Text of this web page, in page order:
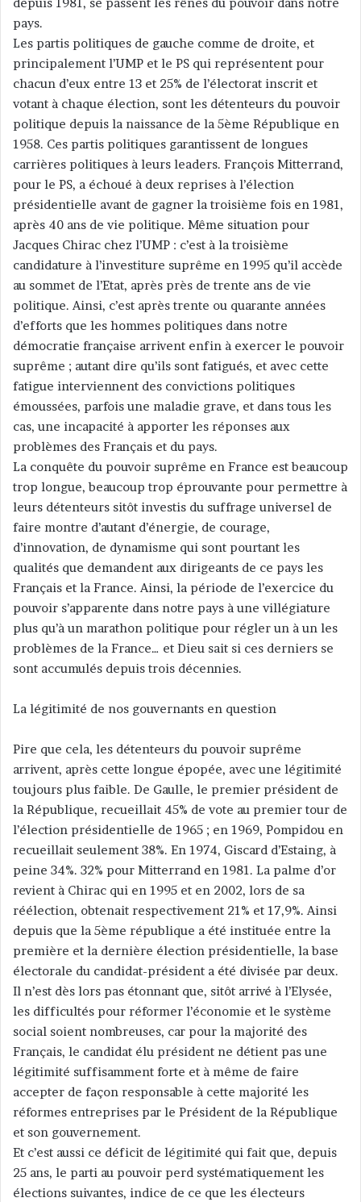
depuis 1981, se passent les rênes du pouvoir dans notre
pays.
Les partis politiques de gauche comme de droite, et
principalement l’UMP et le PS qui représentent pour
chacun d’eux entre 13 et 25% de l’électorat inscrit et
votant à chaque élection, sont les détenteurs du pouvoir
politique depuis la naissance de la 5ème République en
1958. Ces partis politiques garantissent de longues
carrières politiques à leurs leaders. François Mitterrand,
pour le PS, a échoué à deux reprises à l’élection
présidentielle avant de gagner la troisième fois en 1981,
après 40 ans de vie politique. Même situation pour
Jacques Chirac chez l’UMP : c’est à la troisième
candidature à l’investiture suprême en 1995 qu’il accède
au sommet de l’Etat, après près de trente ans de vie
politique. Ainsi, c’est après trente ou quarante années
d’efforts que les hommes politiques dans notre
démocratie française arrivent enfin à exercer le pouvoir
suprême ; autant dire qu’ils sont fatigués, et avec cette
fatigue interviennent des convictions politiques
émoussées, parfois une maladie grave, et dans tous les
cas, une incapacité à apporter les réponses aux
problèmes des Français et du pays.
La conquête du pouvoir suprême en France est beaucoup
trop longue, beaucoup trop éprouvante pour permettre à
leurs détenteurs sitôt investis du suffrage universel de
faire montre d’autant d’énergie, de courage,
d’innovation, de dynamisme qui sont pourtant les
qualités que demandent aux dirigeants de ce pays les
Français et la France. Ainsi, la période de l’exercice du
pouvoir s’apparente dans notre pays à une villégiature
plus qu’à un marathon politique pour régler un à un les
problèmes de la France… et Dieu sait si ces derniers se
sont accumulés depuis trois décennies.
La légitimité de nos gouvernants en question
Pire que cela, les détenteurs du pouvoir suprême
arrivent, après cette longue épopée, avec une légitimité
toujours plus faible. De Gaulle, le premier président de
la République, recueillait 45% de vote au premier tour de
l’élection présidentielle de 1965 ; en 1969, Pompidou en
recueillait seulement 38%. En 1974, Giscard d’Estaing, à
peine 34%. 32% pour Mitterrand en 1981. La palme d’or
revient à Chirac qui en 1995 et en 2002, lors de sa
réélection, obtenait respectivement 21% et 17,9%. Ainsi
depuis que la 5ème république a été instituée entre la
première et la dernière élection présidentielle, la base
électorale du candidat-président a été divisée par deux.
Il n’est dès lors pas étonnant que, sitôt arrivé à l’Elysée,
les difficultés pour réformer l’économie et le système
social soient nombreuses, car pour la majorité des
Français, le candidat élu président ne détient pas une
légitimité suffisamment forte et à même de faire
accepter de façon responsable à cette majorité les
réformes entreprises par le Président de la République
et son gouvernement.
Et c’est aussi ce déficit de légitimité qui fait que, depuis
25 ans, le parti au pouvoir perd systématiquement les
élections suivantes, indice de ce que les électeurs